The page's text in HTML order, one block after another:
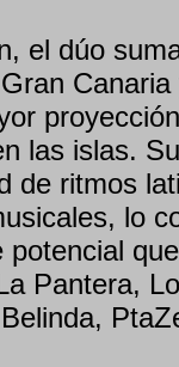
el dúo
las islas.
de ritmos
lo
potencial
Pantera,